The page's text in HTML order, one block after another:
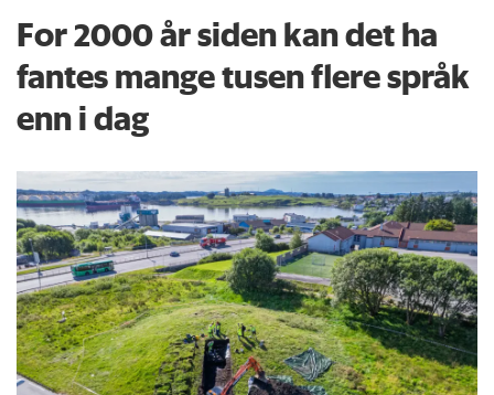
For 2000 år siden kan det ha
fantes mange tusen flere språk
enn i dag